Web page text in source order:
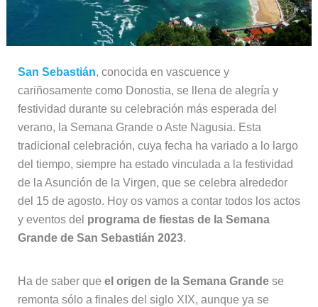
San Sebastián, conocida en vascuence y
cariñosamente como Donostia, se llena de alegría y
festividad durante su celebración más esperada del
verano, la Semana Grande o Aste Nagusia. Esta
tradicional celebración, cuya fecha ha variado a lo largo
del tiempo, siempre ha estado vinculada a la festividad
de la Asunción de la Virgen, que se celebra alrededor
del 15 de agosto. Hoy os vamos a contar todos los actos
y eventos del programa de fiestas de la Semana
Grande de San Sebastián 2023.
Ha de saber que el origen de la Semana Grandese
remonta sólo a finales del siglo XIX, aunque ya se